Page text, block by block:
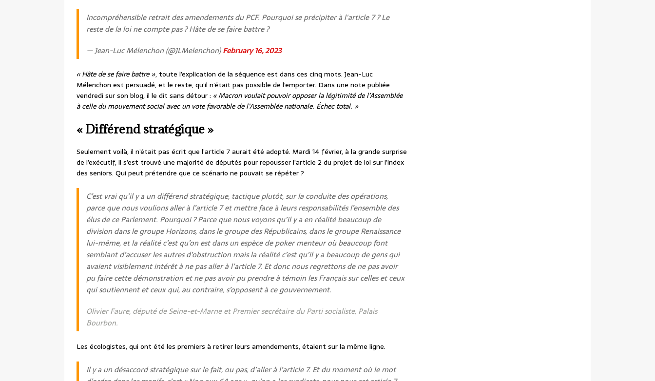
Incompréhensible retrait des amendements du PCF. Pourquoi se précipiter à l'article 7 ? Le
reste de la loi ne compte pas ? Hâte de se faire battre ?
— Jean-Luc Mélenchon (@JLMelenchon)February 16, 2023
« Hâte de se faire battre », toute l’explication de la séquence est dans ces cinq mots. Jean-Luc
Mélenchon est persuadé, et le reste, qu’il n’était pas possible de l’emporter. Dans une note publiée
vendredi sur son blog, il le dit sans détour : « Macron voulait pouvoir opposer la légitimité de l’Assemblée
à celle du mouvement social avec un vote favorable de l’Assemblée nationale. Échec total. »
« Différend stratégique »
Seulement voilà, il n’était pas écrit que l’article 7 aurait été adopté. Mardi 14 février, à la grande surprise
de l’exécutif, il s’est trouvé une majorité de députés pour repousser l’article 2 du projet de loi sur l’index
des seniors. Qui peut prétendre que ce scénario ne pouvait se répéter ?
C’est vrai qu’il y a un différend stratégique, tactique plutôt, sur la conduite des opérations,
parce que nous voulions aller à l’article 7 et mettre face à leurs responsabilités l’ensemble des
élus de ce Parlement. Pourquoi ? Parce que nous voyons qu’il y a en réalité beaucoup de
division dans le groupe Horizons, dans le groupe des Républicains, dans le groupe Renaissance
lui-même, et la réalité c’est qu’on est dans un espèce de poker menteur où beaucoup font
semblant d’accuser les autres d’obstruction mais la réalité c’est qu’il y a beaucoup de gens qui
avaient visiblement intérêt à ne pas aller à l’article 7. Et donc nous regrettons de ne pas avoir
pu faire cette démonstration et ne pas avoir pu prendre à témoin les Français sur celles et ceux
qui soutiennent et ceux qui, au contraire, s’opposent à ce gouvernement.
Olivier Faure, député de Seine-et-Marne et Premier secrétaire du Parti socialiste, Palais
Bourbon.
Les écologistes, qui ont été les premiers à retirer leurs amendements, étaient sur la même ligne.
Il y a un désaccord stratégique sur le fait, ou pas, d’aller à l’article 7. Et du moment où le mot